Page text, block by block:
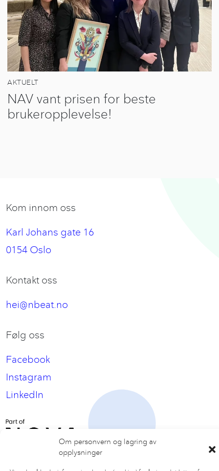
Om personvern og lagring av
opplysninger
AKTUELT
NAV vant prisen for beste
brukeropplevelse!
Kom innom oss
Karl Johans gate 16
0154 Oslo
Kontakt oss
hei@nbeat.no
Følg oss
Facebook
Instagram
LinkedIn